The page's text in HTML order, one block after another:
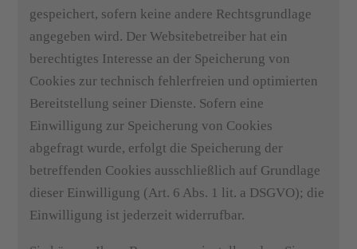
gespeichert, sofern keine andere Rechtsgrundlage
angegeben wird. Der Websitebetreiber hat ein
berechtigtes Interesse an der Speicherung von
Cookies zur technisch fehlerfreien und optimierten
Bereitstellung seiner Dienste. Sofern eine
Einwilligung zur Speicherung von Cookies
abgefragt wurde, erfolgt die Speicherung der
betreffenden Cookies ausschließlich auf Grundlage
dieser Einwilligung (Art. 6 Abs. 1 lit. a DSGVO); die
Einwilligung ist jederzeit widerrufbar.